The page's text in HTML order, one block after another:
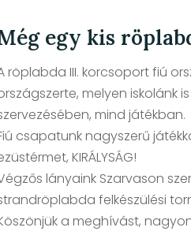
egy kis
röplabda III. korcsoport fiú
melyen iskolánk
mind játékban.
csapatunk nagyszerű
KIRÁLYSÁG!
lányaink Szarvason
felkészülési
a meghívást,